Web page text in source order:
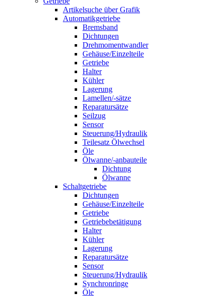
Artikelsuche über Grafik
Automatikgetriebe
Bremsband
Dichtungen
Drehmomentwandler
Gehäuse/Einzelteile
Getriebe
Halter
Kühler
Lagerung
Lamellen/-sätze
Reparatursätze
Seilzug
Sensor
Steuerung/Hydraulik
Teilesatz Ölwechsel
Öle
Ölwanne/-anbauteile
Dichtung
Ölwanne
Schaltgetriebe
Dichtungen
Gehäuse/Einzelteile
Getriebe
Getriebebetätigung
Halter
Kühler
Lagerung
Reparatursätze
Sensor
Steuerung/Hydraulik
Synchronringe
Öle